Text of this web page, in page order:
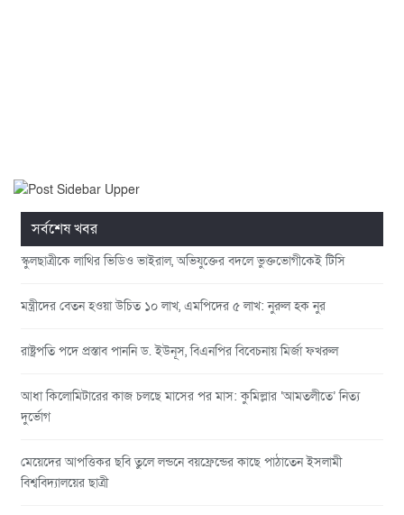
সর্বশেষ খবর
স্কুলছাত্রীকে লাথির ভিডিও ভাইরাল, অভিযুক্তের বদলে ভুক্তভোগীকেই টিসি
মন্ত্রীদের বেতন হওয়া উচিত ১০ লাখ, এমপিদের ৫ লাখ: নুরুল হক নুর
রাষ্ট্রপতি পদে প্রস্তাব পাননি ড. ইউনূস, বিএনপির বিবেচনায় মির্জা ফখরুল
আধা কিলোমিটারের কাজ চলছে মাসের পর মাস: কুমিল্লার ‘আমতলীতে’ নিত্য
দুর্ভোগ
মেয়েদের আপত্তিকর ছবি তুলে লন্ডনে বয়ফ্রেন্ডের কাছে পাঠাতেন ইসলামী
বিশ্ববিদ্যালয়ের ছাত্রী